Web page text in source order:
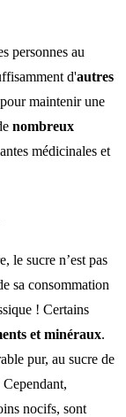
personnes au
d'autres
maintenir une
nombreux
médicinales et
le sucre n’est pas
sa consommation
! Certains
et minéraux.
pur, au sucre de
nocifs, sont